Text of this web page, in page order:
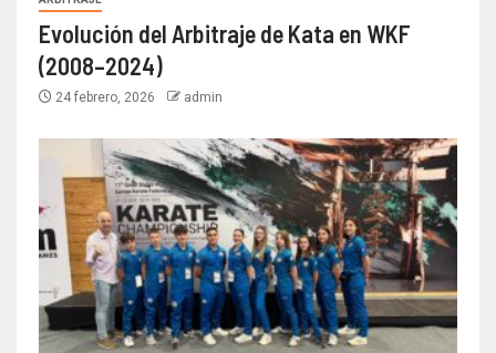
Evolución del Arbitraje de Kata en WKF
(2008–2024)
24 febrero, 2026 admin